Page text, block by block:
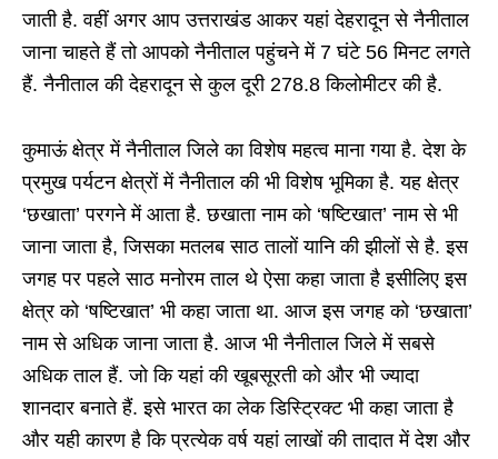
जाती है. वहीं अगर आप उत्तराखंड आकर यहां देहरादून से नैनीताल
जाना चाहते हैं तो आपको नैनीताल पहुंचने में 7 घंटे 56 मिनट लगते
हैं. नैनीताल की देहरादून से कुल दूरी 278.8 किलोमीटर की है.
कुमाऊं क्षेत्र में नैनीताल जिले का विशेष महत्व माना गया है. देश के
प्रमुख पर्यटन क्षेत्रों में नैनीताल की भी विशेष भूमिका है. यह क्षेत्र
‘छखाता’ परगने में आता है. छखाता नाम को ‘षष्टिखात’ नाम से भी
जाना जाता है, जिसका मतलब साठ तालों यानि की झीलों से है. इस
जगह पर पहले साठ मनोरम ताल थे ऐसा कहा जाता है इसीलिए इस
क्षेत्र को ‘षष्टिखात’ भी कहा जाता था. आज इस जगह को ‘छखाता’
नाम से अधिक जाना जाता है. आज भी नैनीताल जिले में सबसे
अधिक ताल हैं. जो कि यहां की खूबसूरती को और भी ज्यादा
शानदार बनाते हैं. इसे भारत का लेक डिस्ट्रिक्ट भी कहा जाता है
और यही कारण है कि प्रत्येक वर्ष यहां लाखों की तादात में देश और